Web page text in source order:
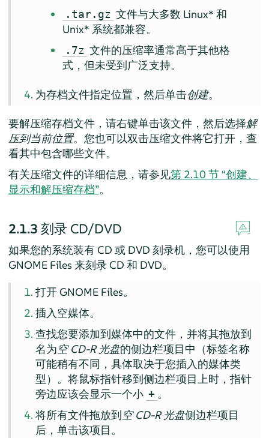
.tar.gz 文件与大多数 Linux* 和
Unix* 系统都兼容。
.7z 文件的压缩率通常高于其他格
式，但未受到广泛支持。
为存档文件指定位置，然后单击创建。
要解压缩存档文件，请右键单击该文件，然后选择解
压到当前位置。您也可以双击压缩文件将它打开，查
看其中包含哪些文件。
有关压缩文件的详细信息，请参见第 2.10 节 “创建、
显示和解压缩存档”。
2.1.3 刻录 CD/DVD
如果您的系统装有 CD 或 DVD 刻录机，您可以使用
GNOME Files 来刻录 CD 和 DVD。
打开 GNOME Files。
插入空媒体。
查找您要添加到媒体中的文件，并将其拖放到
名为空 CD-R 光盘的侧边栏项目中（标签名称
可能稍有不同，具体取决于您插入的媒体类
型）。将鼠标指针移到侧边栏项目上时，指针
旁边应该会显示一个小 + 。
将所有文件拖放到空 CD-R 光盘侧边栏项目
后，单击该项目。